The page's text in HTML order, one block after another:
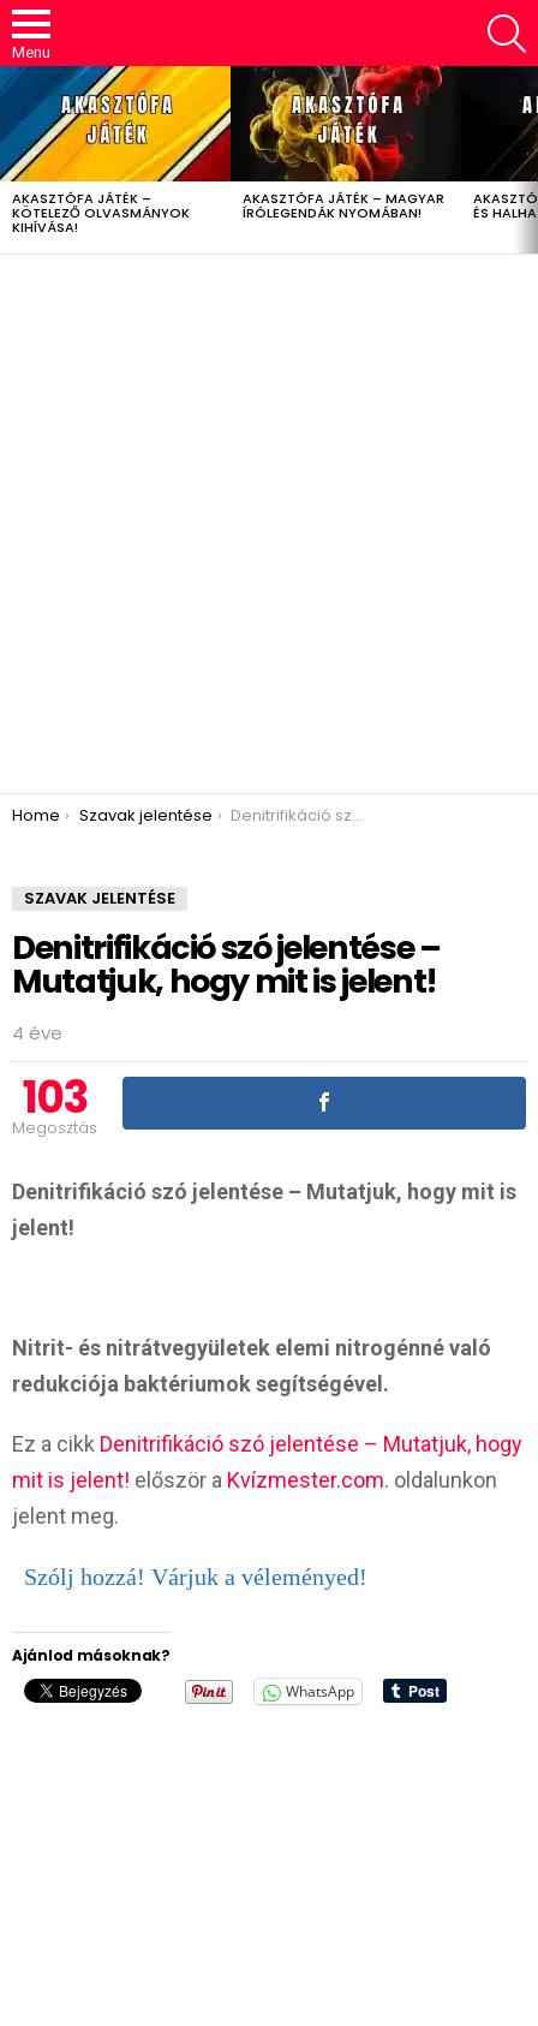
Menu
LATEST
STORIES
AKASZTÓFA JÁTÉK –
KÖTELEZŐ OLVASMÁNYOK
KIHÍVÁSA!
AKASZTÓFA JÁTÉK – MAGYAR
ÍRÓLEGENDÁK NYOMÁBAN! ÉS
You are here:
Home Szavak jelentése Denitrifikáció szó jelentése – Mutatjuk, hogy mit is jelent!
SZAVAK JELENTÉSE
Denitrifikáció szó jelentése –
Mutatjuk, hogy mit is jelent!
4 éve
103
Megosztás
Denitrifikáció szó jelentése – Mutatjuk, hogy mit is
jelent!
Nitrit- és nitrátvegyületek elemi nitrogénné való
redukciója baktériumok segítségével.
Ez a cikk Denitrifikáció szó jelentése – Mutatjuk, hogy
mit is jelent! először a Kvízmester.com. oldalunkon
jelent meg.
Szólj hozzá! Várjuk a véleményed!
Ajánlod másoknak?
WhatsApp